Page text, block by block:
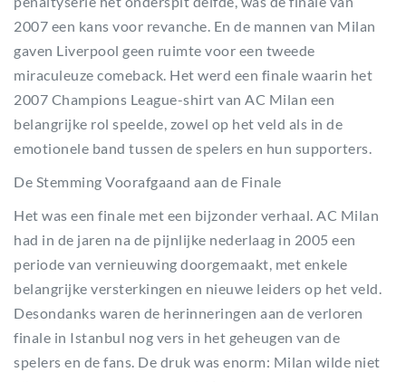
2007 een kans voor revanche. En de mannen van Milan
gaven Liverpool geen ruimte voor een tweede
miraculeuze comeback. Het werd een finale waarin het
2007 Champions League-shirt van AC Milan een
belangrijke rol speelde, zowel op het veld als in de
emotionele band tussen de spelers en hun supporters.
De Stemming Voorafgaand aan de Finale
Het was een finale met een bijzonder verhaal. AC Milan
had in de jaren na de pijnlijke nederlaag in 2005 een
periode van vernieuwing doorgemaakt, met enkele
belangrijke versterkingen en nieuwe leiders op het veld.
Desondanks waren de herinneringen aan de verloren
finale in Istanbul nog vers in het geheugen van de
spelers en de fans. De druk was enorm: Milan wilde niet